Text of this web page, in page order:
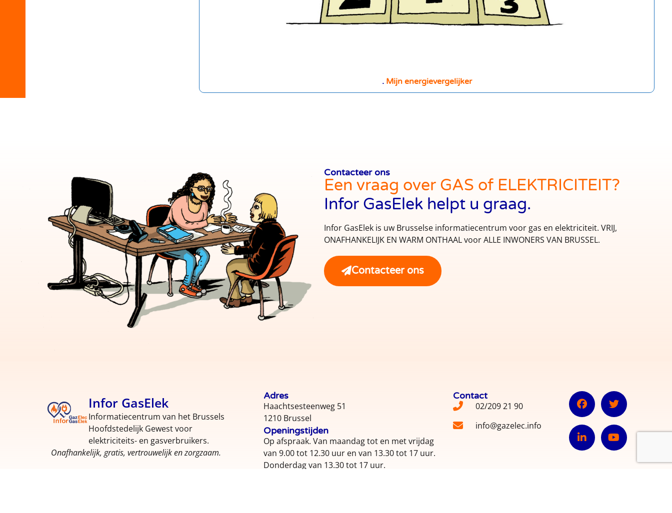
. Mijn energievergelijker
Contacteer ons
Een vraag over GAS of ELEKTRICITEIT?
Infor GasElek helpt u graag.
Infor GasElek is uw Brusselse informatiecentrum voor gas en elektriciteit. VRIJ,
ONAFHANKELIJK EN WARM ONTHAAL voor ALLE INWONERS VAN BRUSSEL.
Contacteer ons
Infor GasElek
Informatiecentrum van het Brussels
Hoofdstedelijk Gewest voor
elektriciteits- en gasverbruikers.
Onafhankelijk, gratis, vertrouwelijk en zorgzaam.
Adres
Haachtsesteenweg 51
1210 Brussel
Openingstijden
Op afspraak. Van maandag tot en met vrijdag
van 9.00 tot 12.30 uur en van 13.30 tot 17 uur.
Donderdag van 13.30 tot 17 uur.
Contact
02/209 21 90
info@gazelec.info